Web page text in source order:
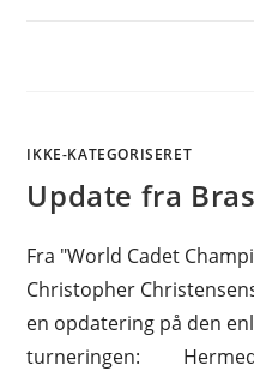
IKKE-KATEGORISERET
Update fra
Fra "World Cadet
Christopher
en opdatering på den
turneringen: Hermed